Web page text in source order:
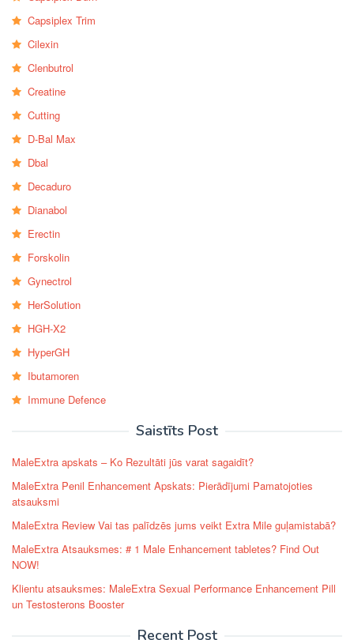
Capsiplex Trim
Cilexin
Clenbutrol
Creatine
Cutting
D-Bal Max
Dbal
Decaduro
Dianabol
Erectin
Forskolin
Gynectrol
HerSolution
HGH-X2
HyperGH
Ibutamoren
Immune Defence
Saistīts Post
MaleExtra apskats – Ko Rezultāti jūs varat sagaidīt?
MaleExtra Penil Enhancement Apskats: Pierādījumi Pamatojoties
atsauksmi
MaleExtra Review Vai tas palīdzēs jums veikt Extra Mile guļamistabā?
MaleExtra Atsauksmes: # 1 Male Enhancement tabletes? Find Out
NOW!
Klientu atsauksmes: MaleExtra Sexual Performance Enhancement Pill
un Testosterons Booster
Recent Post